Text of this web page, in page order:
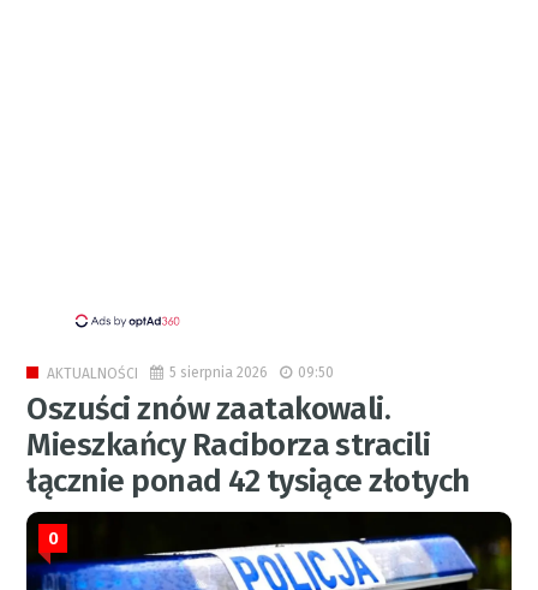
AKTUALNOŚCI 5 sierpnia 2026 09:50
Oszuści znów zaatakowali.
Mieszkańcy Raciborza stracili
łącznie ponad 42 tysiące złotych
0